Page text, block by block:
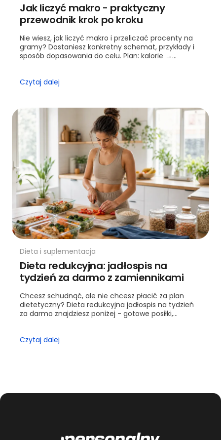
Jak liczyć makro - praktyczny
przewodnik krok po kroku
Nie wiesz, jak liczyć makro i przeliczać procenty na
gramy? Dostaniesz konkretny schemat, przykłady i
sposób dopasowania do celu. Plan: kalorie →
Czytaj dalej
Dieta i suplementacja
Dieta redukcyjna: jadłospis na
tydzień za darmo z zamiennikami
Chcesz schudnąć, ale nie chcesz płacić za plan
dietetyczny? Dieta redukcyjna jadłospis na tydzień
za darmo znajdziesz poniżej - gotowe posiłki,
Czytaj dalej